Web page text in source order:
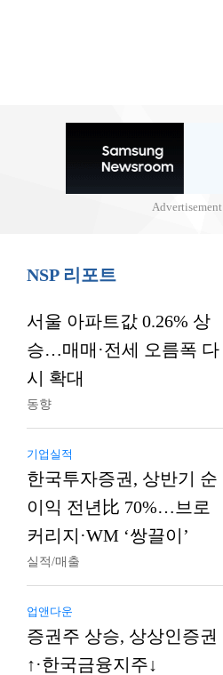
Advertisement
NSP 리포트
서울 아파트값 0.26% 상
승…매매·전세 오름폭 다
시 확대
동향
기업실적
한국투자증권, 상반기 순
이익 전년比 70%…브로
커리지·WM ‘쌍끌이’
실적/매출
업앤다운
증권주 상승, 상상인증권
↑·한국금융지주↓